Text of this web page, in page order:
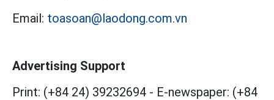
Email: toasoan@laodong.com.vn
Advertising Support
Print: (+84 24) 39232694 - E-newspaper: (+84